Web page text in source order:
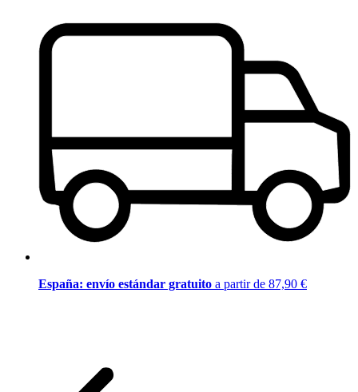
España: envío estándar gratuito a partir de 87,90 €